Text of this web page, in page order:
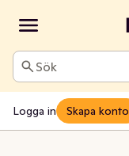
Sök
Logga in Skapa konto